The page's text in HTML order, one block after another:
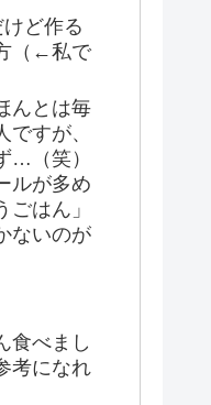
ど作る
（←私で
んとは毎
ですが、
…（笑）
ルが多め
はん」
ないのが
食べまし
考になれ